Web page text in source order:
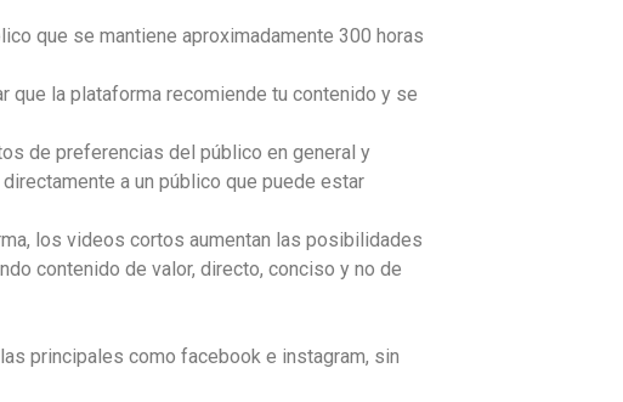
que se mantiene aproximadamente 300 horas
que la plataforma recomiende tu contenido y se
de preferencias del público en general y
a un público que puede estar
los videos cortos aumentan las posibilidades
contenido de valor, directo, conciso y no de
principales como facebook e instagram, sin